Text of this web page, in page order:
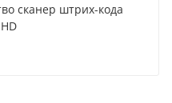
сканер штрих-кода